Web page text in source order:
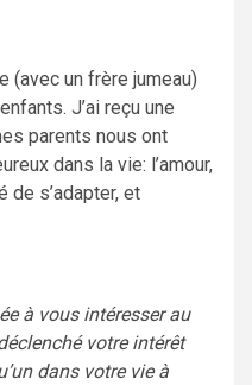
(avec un frère jumeau)
J’ai reçu une
parents nous ont
dans la vie: l’amour,
de s’adapter, et
à vous intéresser au
votre intérêt
dans votre vie à